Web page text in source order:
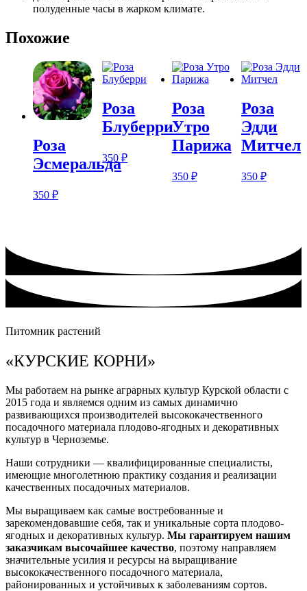
полуденные часы в жарком климате.
Похожие
Розa
Эсмеральда
350 ₽
Розa
Блуберри
350₽
Розa
Утро
Парижа
350 ₽
Розa
Эдди
Митчел
350 ₽
Питомник растений
«КУРСКИЕ КОРНИ»
Мы работаем на рынке аграрных культур Курской области с
2015 года и являемся одним из самых динамично
развивающихся производителей высококачественного
посадочного материала плодово-ягодных и декоративных
культур в Черноземье.
Наши сотрудники — квалифицированные специалисты,
имеющие многолетнюю практику создания и реализации
качественных посадочных материалов.
Мы выращиваем как самые востребованные и
зарекомендовавшие себя, так и уникальные сорта плодово-
ягодных и декоративных культур. Мы гарантируем нашим
заказчикам высочайшее качество, поэтому направляем
значительные усилия и ресурсы на выращивание
высококачественного посадочного материала,
районированных и устойчивых к заболеваниям сортов.